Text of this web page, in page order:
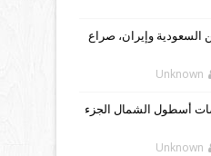
السعودية وإيران، صراع
Unknown
أسطول الشمال الجزء
Unknown